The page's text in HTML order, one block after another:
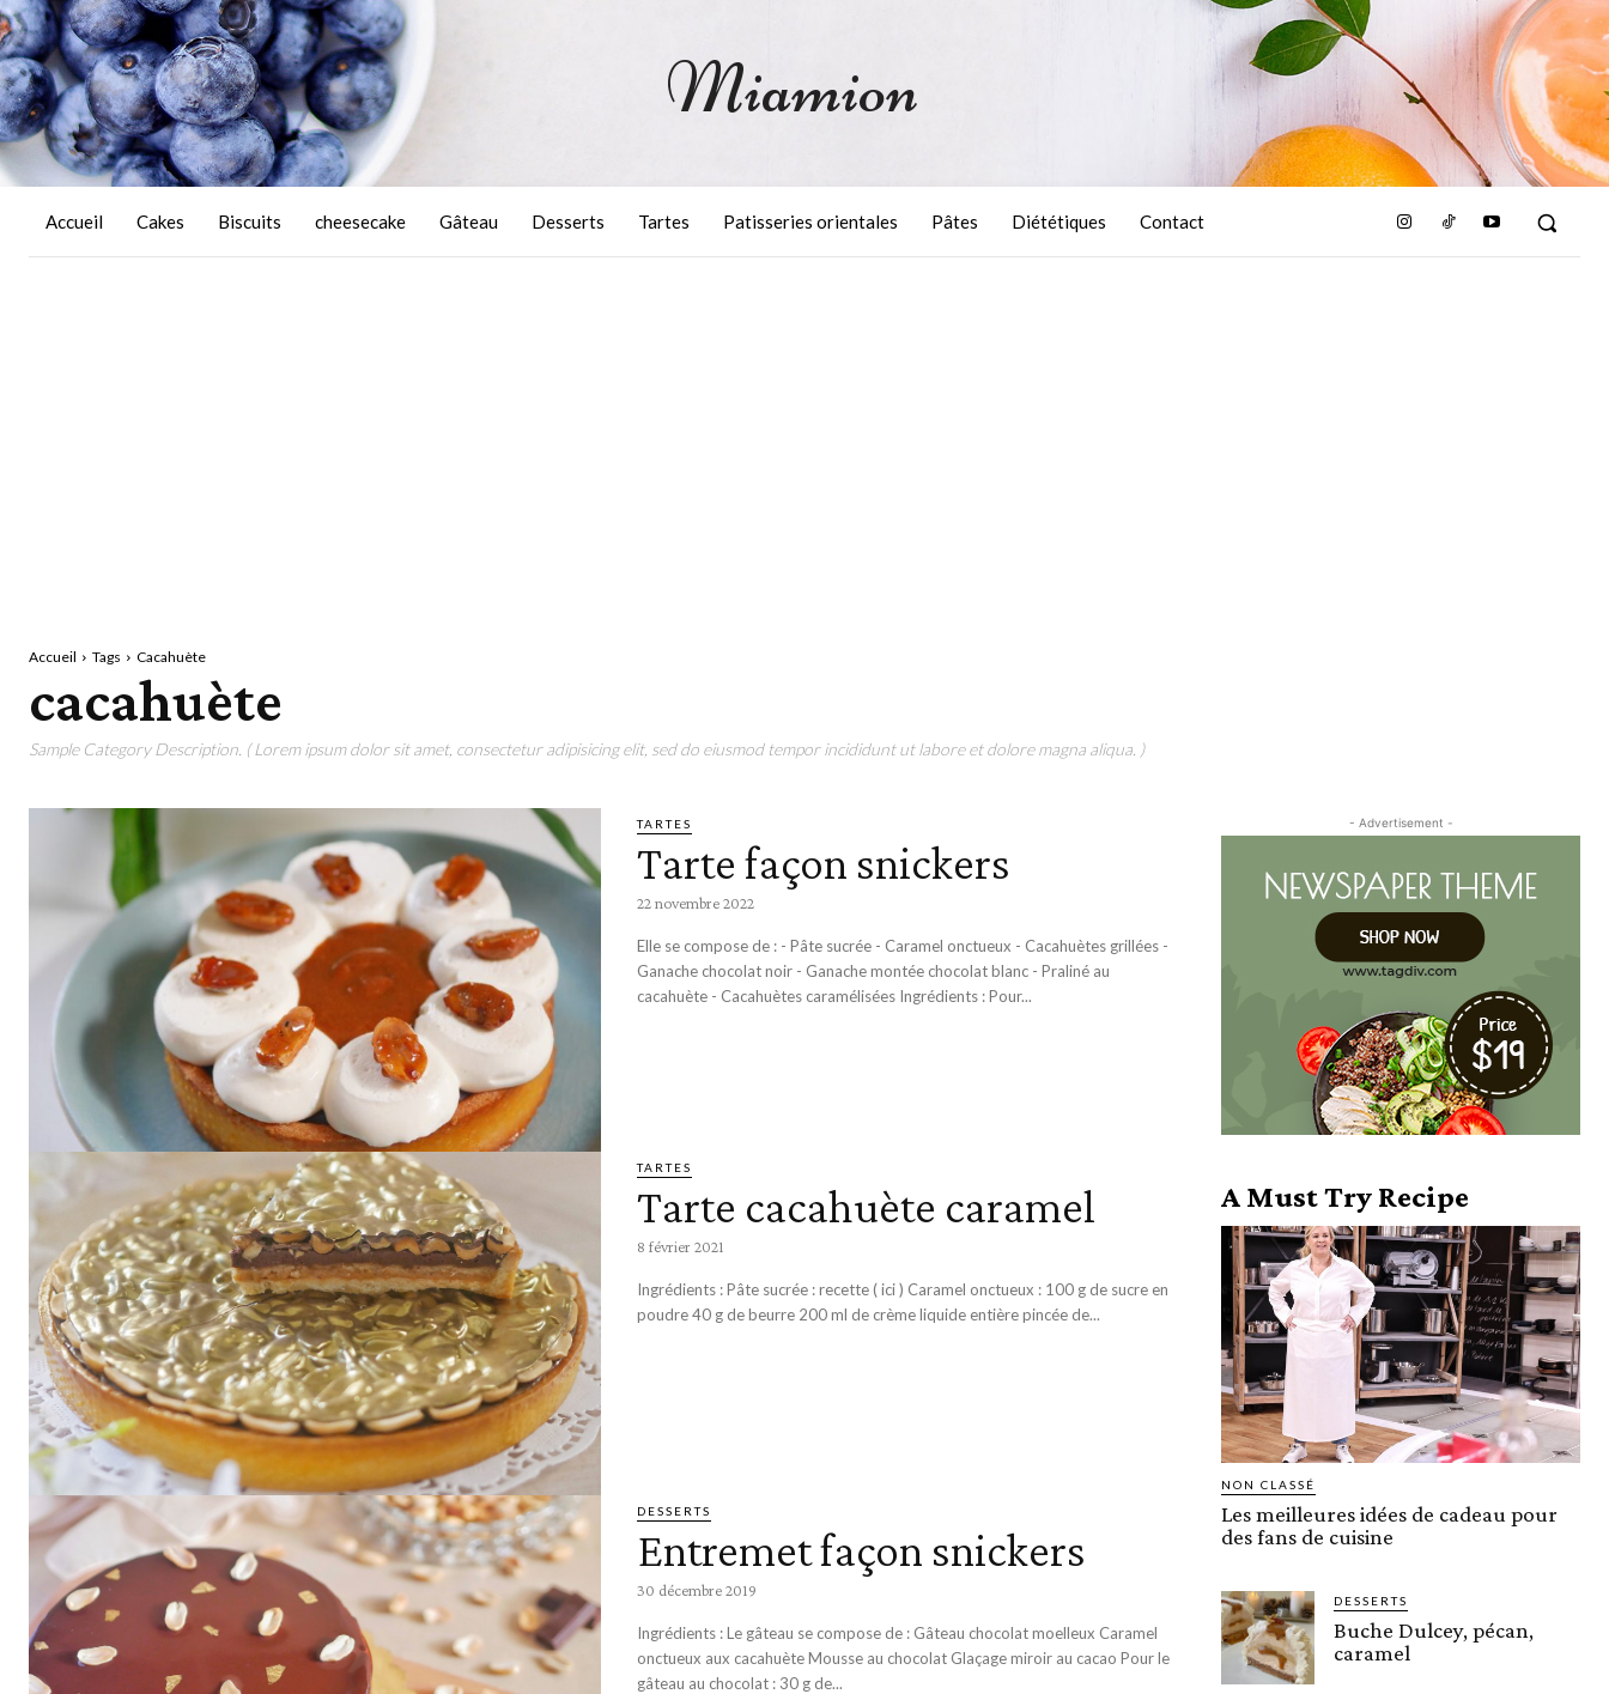
Miamion
Accueil Cakes Biscuits cheesecake Gâteau Desserts Tartes Patisseries orientales Pâtes Diététiques Contact
Accueil Tags Cacahuète
cacahuète
Sample Category Description. ( Lorem ipsum dolor sit amet, consectetur adipisicing elit, sed do eiusmod tempor incididunt ut labore et dolore magna aliqua. )
TARTES
Tarte façon snickers
22 novembre 2022
Elle se compose de : - Pâte sucrée - Caramel onctueux - Cacahuètes grillées -
Ganache chocolat noir - Ganache montée chocolat blanc - Praliné au
cacahuète - Cacahuètes caramélisées Ingrédients : Pour...
TARTES
Tarte cacahuète caramel
8 février 2021
Ingrédients : Pâte sucrée : recette ( ici ) Caramel onctueux : 100 g de sucre en
poudre 40 g de beurre 200 ml de crème liquide entière pincée de...
DESSERTS
Entremet façon snickers
30 décembre 2019
Ingrédients : Le gâteau se compose de : Gâteau chocolat moelleux Caramel
onctueux aux cacahuète Mousse au chocolat Glaçage miroir au cacao Pour le
gâteau au chocolat : 30 g de...
- Advertisement -
A Must Try Recipe
NON CLASSÉ
Les meilleures idées de cadeau pour
des fans de cuisine
DESSERTS
Buche Dulcey, pécan,
caramel